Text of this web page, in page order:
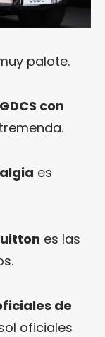
palote.
con
es
es las
de
oficiales